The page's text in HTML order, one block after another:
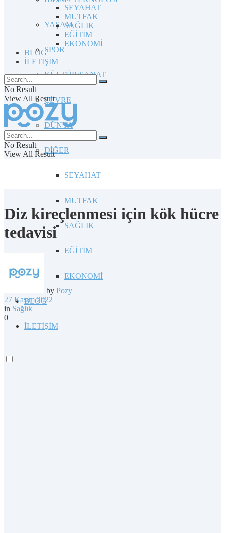
YAŞAM
SPOR
KÜLTÜR/SANAT
ÇEVRE
DÜNYA
DİĞER
SEYAHAT
MUTFAK
SAĞLIK
EĞİTİM
EKONOMİ
BLOG
İLETİŞİM
SEYAHAT
MUTFAK
SAĞLIK
EĞİTİM
EKONOMİ
BLOG
İLETİŞİM
No Result
View All Result
No Result
View All Result
Diz kireçlenmesi için kök hücre
tedavisi
by Pozy
27 Kasım 2022
in Sağlık
0